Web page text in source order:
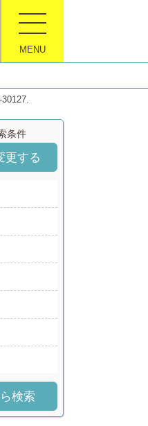
MENU
条件
更する
検索